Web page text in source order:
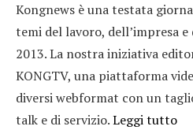
Kongnews è una testata
temi del lavoro, dell’impresa
2013. La nostra iniziativa
KONGTV, una piattaforma
diversi webformat con un
talk e di servizio.Leggi tutto